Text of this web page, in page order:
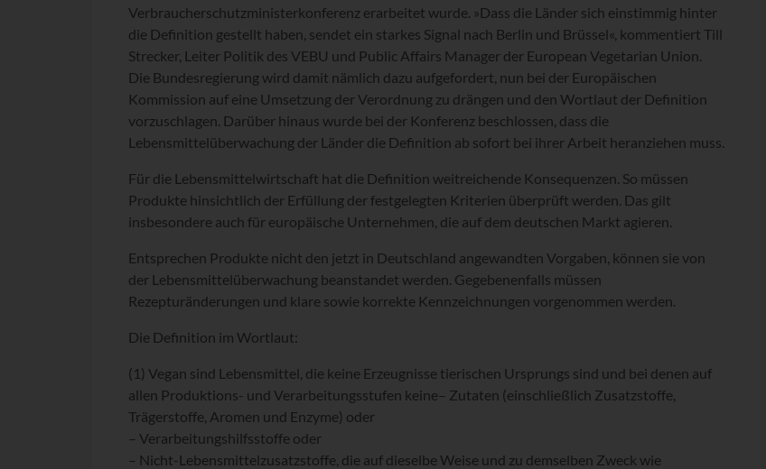
Verbraucherschutzministerkonferenz erarbeitet wurde. »Dass die Länder sich einstimmig hinter
die Definition gestellt haben, sendet ein starkes Signal nach Berlin und Brüssel«, kommentiert Till
Strecker, Leiter Politik des VEBU und Public Affairs Manager der European Vegetarian Union.
Die Bundesregierung wird damit nämlich dazu aufgefordert, nun bei der Europäischen
Kommission auf eine Umsetzung der Verordnung zu drängen und den Wortlaut der Definition
vorzuschlagen. Darüber hinaus wurde bei der Konferenz beschlossen, dass die
Lebensmittelüberwachung der Länder die Definition ab sofort bei ihrer Arbeit heranziehen muss.
Für die Lebensmittelwirtschaft hat die Definition weitreichende Konsequenzen. So müssen
Produkte hinsichtlich der Erfüllung der festgelegten Kriterien überprüft werden. Das gilt
insbesondere auch für europäische Unternehmen, die auf dem deutschen Markt agieren.
Entsprechen Produkte nicht den jetzt in Deutschland angewandten Vorgaben, können sie von
der Lebensmittelüberwachung beanstandet werden. Gegebenenfalls müssen
Rezepturänderungen und klare sowie korrekte Kennzeichnungen vorgenommen werden.
Die Definition im Wortlaut:
(1) Vegan sind Lebensmittel, die keine Erzeugnisse tierischen Ursprungs sind und bei denen auf
allen Produktions- und Verarbeitungsstufen keine– Zutaten (einschließlich Zusatzstoffe,
Trägerstoffe, Aromen und Enzyme) oder
– Verarbeitungshilfsstoffe oder
– Nicht-Lebensmittelzusatzstoffe, die auf dieselbe Weise und zu demselben Zweck wie